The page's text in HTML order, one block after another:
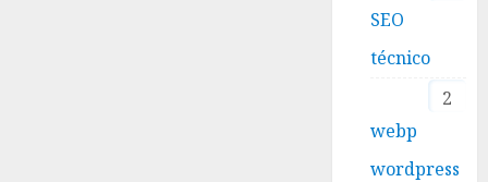
SEO
técnico
2
webp
wordpress